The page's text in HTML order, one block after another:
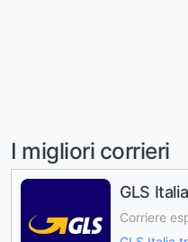
I migliori corrieri
GLS Italia
Corriere